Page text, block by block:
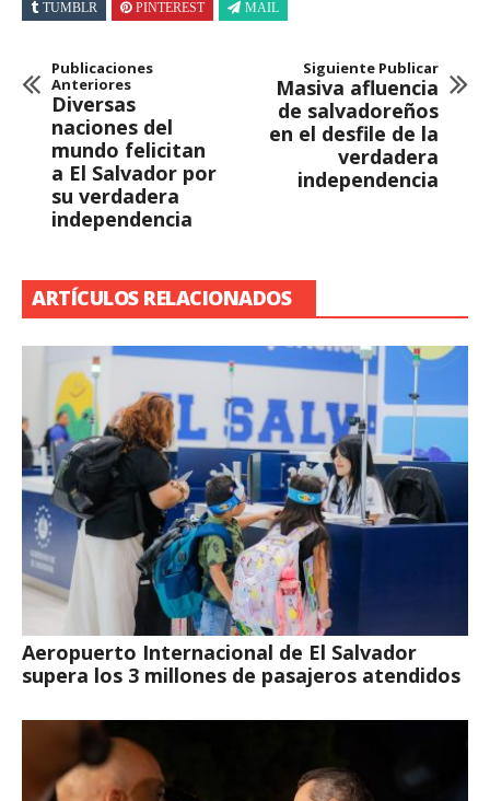
TUMBLR PINTEREST MAIL
Publicaciones
Anteriores
Diversas
naciones del
mundo felicitan
a El Salvador por
su verdadera
independencia
Siguiente Publicar
Masiva afluencia
de salvadoreños
en el desfile de la
verdadera
independencia
ARTÍCULOS RELACIONADOS
Aeropuerto Internacional de El Salvador
supera los 3 millones de pasajeros atendidos